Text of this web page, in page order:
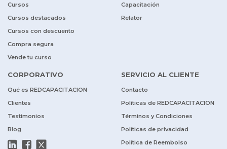
Cursos
Cursos destacados
Cursos con descuento
Compra segura
Vende tu curso
Capacitación
Relator
CORPORATIVO
Qué es REDCAPACITACION
Clientes
Testimonios
Blog
SERVICIO AL CLIENTE
Contacto
Políticas de REDCAPACITACION
Términos y Condiciones
Políticas de privacidad
Política de Reembolso